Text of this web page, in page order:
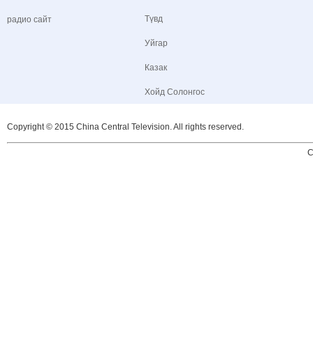
радио сайт Түвд
Уйгар
Казак
Хойд Солонгос
Copyright © 2015 China Central Television. All rights reserved.